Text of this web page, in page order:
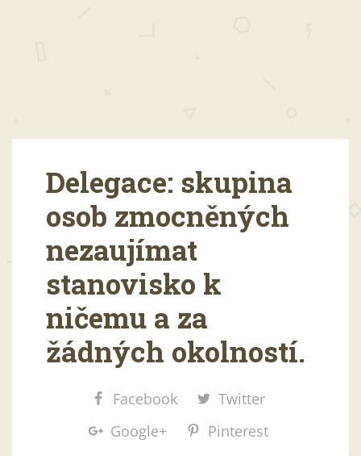
Delegace: skupina
osob zmocněných
nezaujímat
stanovisko k
ničemu a za
žádných okolností.
Facebook
Twitter
Google+
Pinterest